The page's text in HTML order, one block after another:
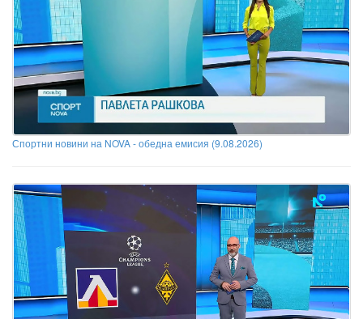
Спортни новини на NOVA - обедна емисия (9.08.2026)